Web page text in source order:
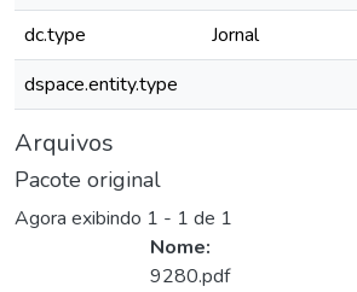
dc.type
Jornal
dspace.entity.type
Arquivos
Pacote original
Agora exibindo 1 - 1 de 1
Nome:
9280.pdf